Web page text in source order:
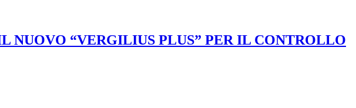
NUOVO “VERGILIUS PLUS” PER IL CONTROLLO